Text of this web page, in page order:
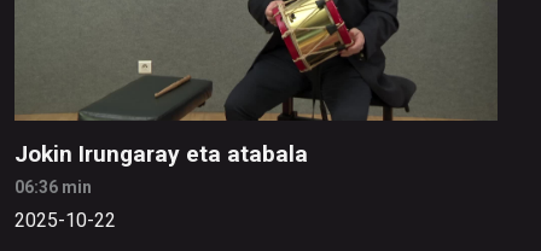
Jokin Irungaray eta atabala
06:36 min
2025-10-22